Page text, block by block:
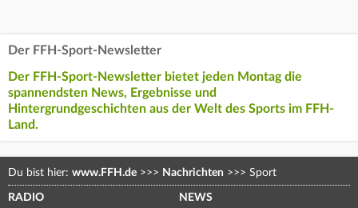
Der FFH-Sport-Newsletter
Der FFH-Sport-Newsletter bietet jeden Montag die
spannendsten News, Ergebnisse und
Hintergrundgeschichten aus der Welt des Sports im FFH-
Land.
Du bist hier: www.FFH.de >>> Nachrichten >>> Sport
RADIO NEWS